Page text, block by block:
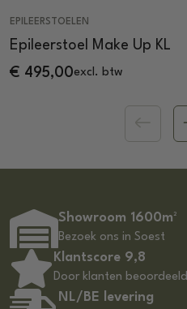
EPILEERSTOELEN
Epileerstoel Make Up KL
€ 495,00excl. btw
Showroom 1600m²
Bezoek ons in Soest
Klantscore 9,8
Door klanten beoordeeld
NL/BE levering